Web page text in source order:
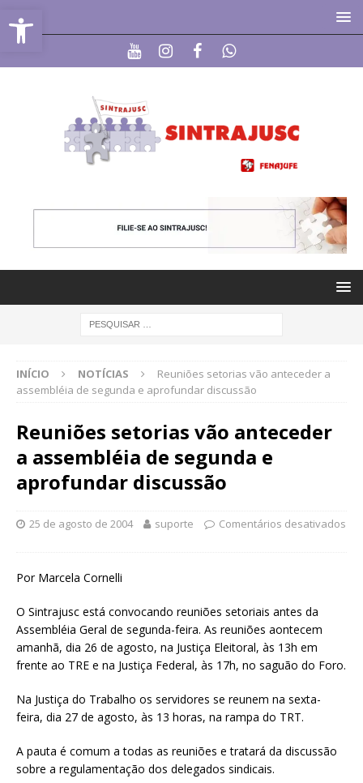
Abrir a barra de ferramentas
INÍCIO NOTÍCIAS
Reuniões setorias vão anteceder a
assembléia de segunda e aprofundar discussão
Reuniões setorias vão anteceder
a assembléia de segunda e
aprofundar discussão
25 de agosto de 2004 suporte Comentários desativados
Por Marcela Cornelli
O Sintrajusc está convocando reuniões setoriais antes da
Assembléia Geral de segunda-feira. As reuniões aontecem
amanhã, dia 26 de agosto, na Justiça Eleitoral, às 13h em
frente ao TRE e na Justiça Federal, às 17h, no saguão do Foro.
Na Justiça do Trabalho os servidores se reunem na sexta-
feira, dia 27 de agosto, às 13 horas, na rampa do TRT.
A pauta é comum a todas as reuniões e tratará da discussão
sobre a regulamentação dos delegados sindicais.